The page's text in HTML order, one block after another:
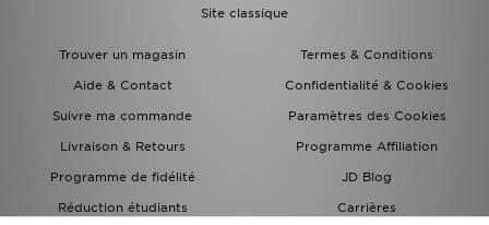
Site classique
Trouver un magasin
Termes & Conditions
Aide & Contact
Confidentialité & Cookies
Suivre ma commande
Paramètres des Cookies
Livraison & Retours
Programme Affiliation
Programme de fidélité
JD Blog
Réduction étudiants
Carrières